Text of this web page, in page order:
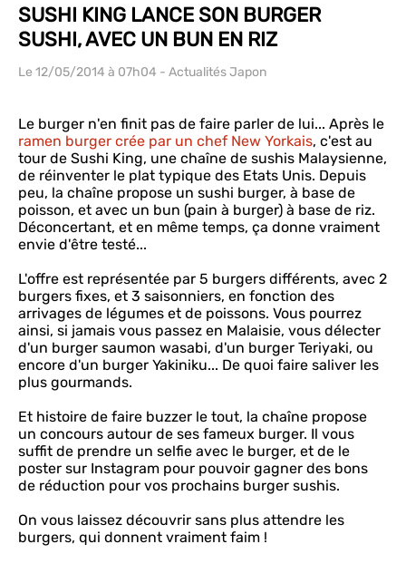
SUSHI KING LANCE SON BURGER
SUSHI, AVEC UN BUN EN RIZ
Le 12/05/2014 à 07h04 - Actualités Japon
Le burger n'en finit pas de faire parler de lui... Après le
ramen burger crée par un chef New Yorkais, c'est au
tour de Sushi King, une chaîne de sushis Malaysienne,
de réinventer le plat typique des Etats Unis. Depuis
peu, la chaîne propose un sushi burger, à base de
poisson, et avec un bun (pain à burger) à base de riz.
Déconcertant, et en même temps, ça donne vraiment
envie d'être testé...
L'offre est représentée par 5 burgers différents, avec 2
burgers fixes, et 3 saisonniers, en fonction des
arrivages de légumes et de poissons. Vous pourrez
ainsi, si jamais vous passez en Malaisie, vous délecter
d'un burger saumon wasabi, d'un burger Teriyaki, ou
encore d'un burger Yakiniku... De quoi faire saliver les
plus gourmands.
Et histoire de faire buzzer le tout, la chaîne propose
un concours autour de ses fameux burger. Il vous
suffit de prendre un selfie avec le burger, et de le
poster sur Instagram pour pouvoir gagner des bons
de réduction pour vos prochains burger sushis.
On vous laissez découvrir sans plus attendre les
burgers, qui donnent vraiment faim !